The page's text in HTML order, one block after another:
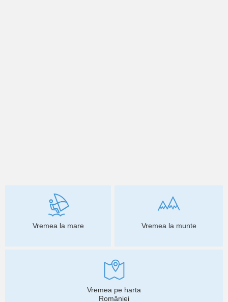
Vremea la mare Vremea la munte
Vremea pe harta
României